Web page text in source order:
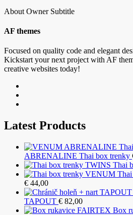
About Owner Subtitle
AF themes
Focused on quality code and elegant
Kickstart your next project with AF
creative websites today!
Latest Products
ABRENALINE Thai box trenky
Thai
€ 44,00
TAPOUT € 82,00
Box